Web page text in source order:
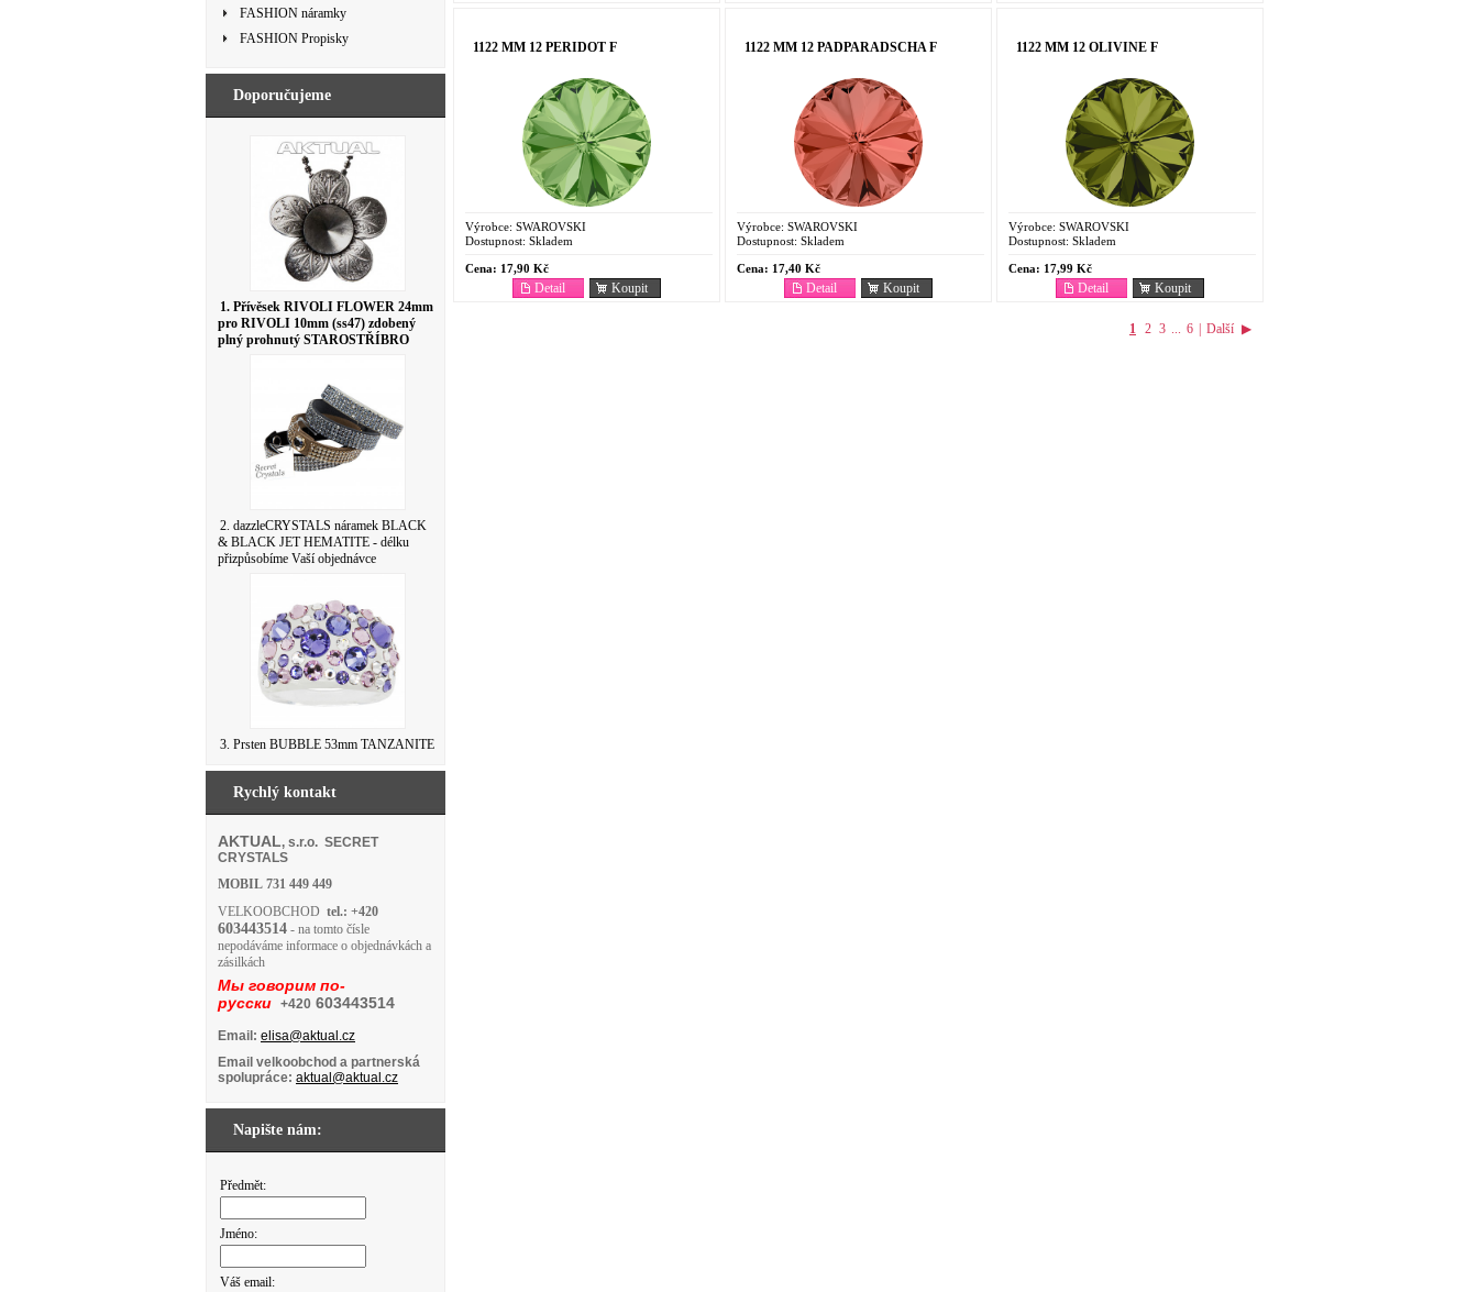
FASHION náramky
FASHION Propisky
Doporučujeme
1. Přívěsek RIVOLI FLOWER 24mm
pro RIVOLI 10mm (ss47) zdobený
plný prohnutý STAROSTŘÍBRO
2. dazzleCRYSTALS náramek BLACK
& BLACK JET HEMATITE - délku
přizpůsobíme Vaší objednávce
3. Prsten BUBBLE 53mm TANZANITE
Rychlý kontakt
AKTUAL, s.r.o. SECRET
CRYSTALS
MOBIL 731 449 449
VELKOOBCHOD tel.: +420
603443514 - na tomto čísle
nepodáváme informace o objednávkách a
zásilkách
Мы говорим по-
русски +420 603443514
Email: elisa@aktual.cz
Email velkoobchod a partnerská
spolupráce: aktual@aktual.cz
Napište nám:
Předmět:
Jméno:
Váš email:
1122 MM 12 PERIDOT F
Výrobce: SWAROVSKI
Dostupnost: Skladem
Cena: 17,90 Kč
Koupit
Detail
1122 MM 12 PADPARADSCHA F
Výrobce: SWAROVSKI
Dostupnost: Skladem
Cena: 17,40 Kč
Koupit
Detail
1122 MM 12 OLIVINE F
Výrobce: SWAROVSKI
Dostupnost: Skladem
Cena: 17,99 Kč
Koupit
Detail
1 2 3 6 | Další ▶